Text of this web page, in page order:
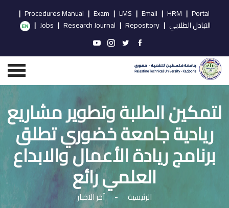
Portal
|
HRM
|
Email
|
LMS
|
Exam
|
Procedures Manual
|
التبادل الطلابي |
Repository
|
Research Journal
|
Jobs
|
لتمكين الطلبة وتطوير مشاريع
ريادية جامعة خضوري تطلق
برنامج ريادة الأعمال والابداع
العلمي رائع
الرئيسية - آخر الاخبار